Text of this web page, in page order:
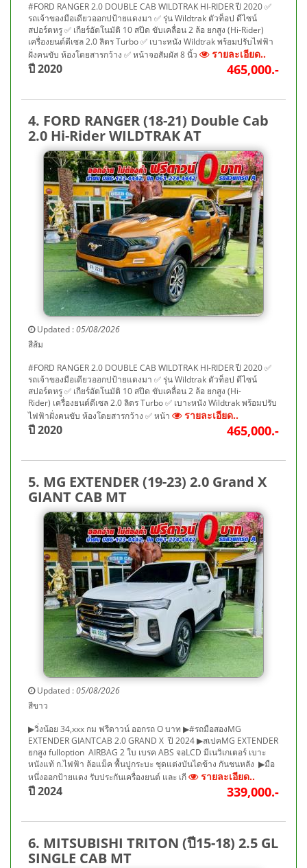
#FORD RANGER 2.0 DOUBLE CAB WILDTRAK HI-RIDER ปี 2020 ✅
รถเจ้าของมือเดียวออกปป้ายแดงมา ✅ รุ่น Wildtrak ตัวท็อป ดีไซน์
สปอร์ตหรู ✅ เกียร์อัตโนมัติ 10 สปีด ขับเคลื่อน 2 ล้อ ยกสูง (Hi-Rider)
เครื่องยนต์ดีเซล 2.0 ลิตร Turbo ✅ เบาะหนัง Wildtrak พร้อมปรับไฟฟ้า
ฝั่งคนขับ ห้องโดยสารกว้าง ✅ หน้าจอสัมผัส 8 นิ้ว
รายละเอียด..
ปี 2020 465,000.-
4. FORD RANGER (18-21) Double Cab
2.0 Hi-Rider WILDTRAK AT
Updated :05/08/2026
สีส้ม
#FORD RANGER 2.0 DOUBLE CAB WILDTRAK HI-RIDER ปี 2020 ✅
รถเจ้าของมือเดียวออกปป้ายแดงมา ✅ รุ่น Wildtrak ตัวท็อป ดีไซน์
สปอร์ตหรู ✅ เกียร์อัตโนมัติ 10 สปีด ขับเคลื่อน 2 ล้อ ยกสูง (Hi-
Rider) เครื่องยนต์ดีเซล 2.0 ลิตร Turbo ✅ เบาะหนัง Wildtrak พร้อมปรับ
ไฟฟ้าฝั่งคนขับ ห้องโดยสารกว้าง ✅ หน้า
รายละเอียด..
ปี 2020 465,000.-
5. MG EXTENDER (19-23) 2.0 Grand X
GIANT CAB MT
Updated :05/08/2026
สีขาว
▶วิ่งน้อย 34,xxx กม ฟรีดาวน์ ออกรถ O บาท ▶#รถมือสองMG
EXTENDER GIANTCAB 2.0 GRAND X ปี 2024 ▶สเปคMG EXTENDER
ยกสูง fulloption AIRBAG 2 ใบ เบรค ABS จอLCD มีเนวิเกเตอร์ เบาะ
หนังแท้ ก.ไฟฟ้า ล้อแม็ค พื้นปูกระบะ ชุดแต่งบันไดข้าง กันชนหลัง ▶มือ
หนึ่งออกป้ายแดง รับประกันเครื่องยนต์ และ เกี
รายละเอียด..
ปี 2024 339,000.-
6. MITSUBISHI TRITON (ปี15-18) 2.5 GL
SINGLE CAB MT